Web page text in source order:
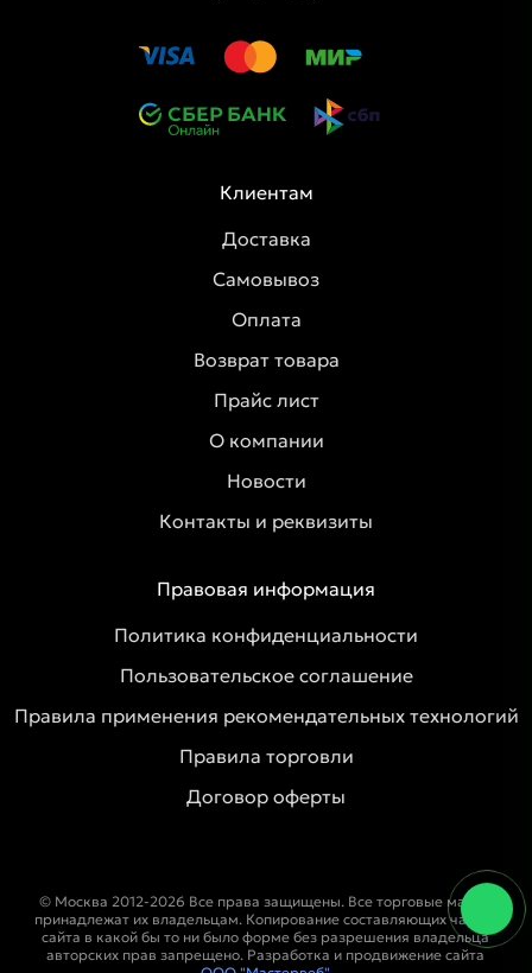
Клиентам
Доставка
Самовывоз
Оплата
Возврат товара
Прайс лист
О компании
Новости
Контакты и реквизиты
Правовая информация
Политика конфиденциальности
Пользовательское соглашение
Правила применения рекомендательных технологий
Правила торговли
Договор оферты
© Москва 2012-2026 Все права защищены. Все торговые марки
принадлежат их владельцам. Копирование составляющих частей
сайта в какой бы то ни было форме без разрешения владельца
авторских прав запрещено. Разработка и продвижение сайта